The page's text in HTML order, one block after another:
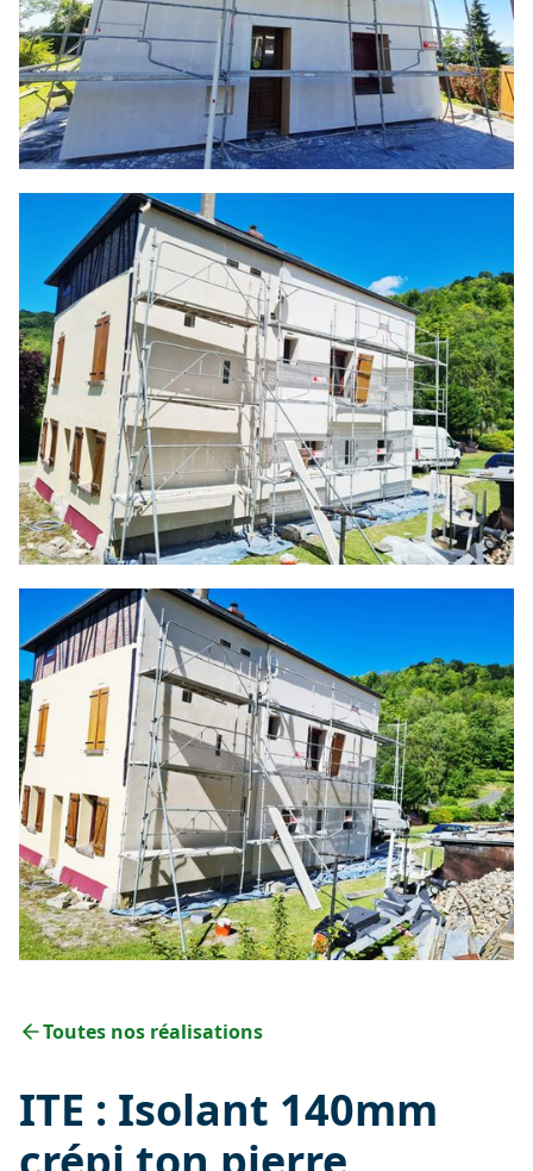
Toutes nos réalisations
ITE : Isolant 140mm